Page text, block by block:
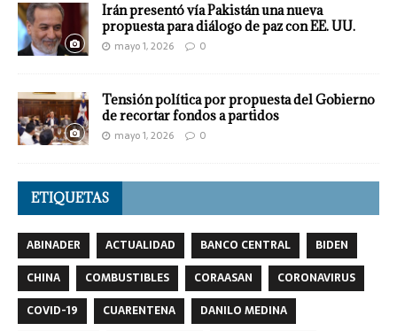
Irán presentó vía Pakistán una nueva
propuesta para diálogo de paz con EE. UU.
mayo 1, 2026 0
Tensión política por propuesta del Gobierno
de recortar fondos a partidos
mayo 1, 2026 0
ETIQUETAS
ABINADER ACTUALIDAD BANCO CENTRAL
BIDEN
CHINA
COMBUSTIBLES CORAASAN
CORONAVIRUS
COVID-19
CUARENTENA
DANILO MEDINA